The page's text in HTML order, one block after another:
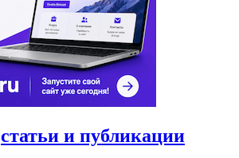
статьи и публикации